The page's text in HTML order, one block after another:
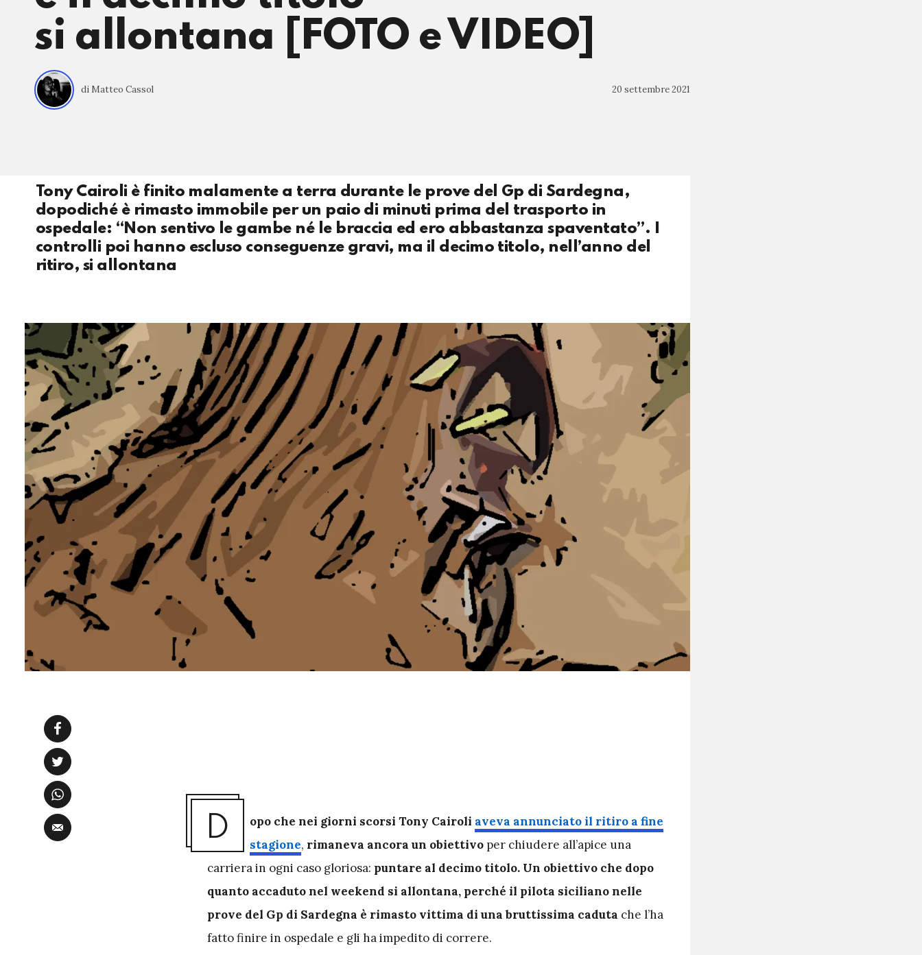
si allontana [FOTO e VIDEO]
di Matteo Cassol 20 settembre 2021
Tony Cairoli è finito malamente a terra durante le prove del Gp di Sardegna,
dopodiché è rimasto immobile per un paio di minuti prima del trasporto in
ospedale: “Non sentivo le gambe né le braccia ed ero abbastanza spaventato”. I
controlli poi hanno escluso conseguenze gravi, ma il decimo titolo, nell’anno del
ritiro, si allontana
D opo che nei giorni scorsi Tony Cairoli aveva annunciato il ritiro a fine
stagione, rimaneva ancora un obiettivo per chiudere all’apice una
carriera in ogni caso gloriosa: puntare al decimo titolo. Un obiettivo che dopo
quanto accaduto nel weekend si allontana, perché il pilota siciliano nelle
prove del Gp di Sardegna è rimasto vittima di una bruttissima caduta che l’ha
fatto finire in ospedale e gli ha impedito di correre.